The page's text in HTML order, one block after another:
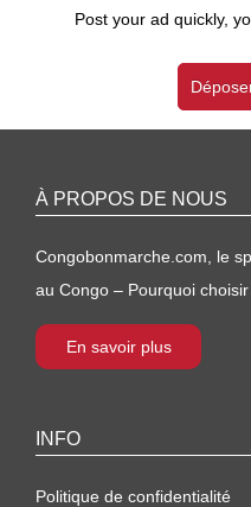
Post your ad quickly,
À PROPOS DE NOUS
Congobonmarche.com, le
au Congo – Pourquoi
En savoir plus
INFO
Politique de confidentialité